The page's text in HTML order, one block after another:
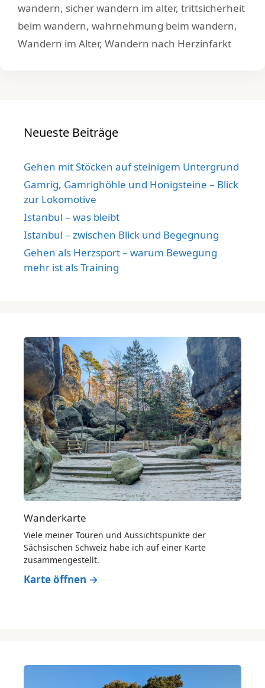
wandern, sicher wandern im alter, trittsicherheit
beim wandern, wahrnehmung beim wandern,
Wandern im Alter, Wandern nach Herzinfarkt
Neueste Beiträge
Gehen mit Stöcken auf steinigem Untergrund
Gamrig, Gamrighöhle und Honigsteine – Blick
zur Lokomotive
Istanbul – was bleibt
Istanbul – zwischen Blick und Begegnung
Gehen als Herzsport – warum Bewegung
mehr ist als Training
Wanderkarte
Viele meiner Touren und Aussichtspunkte der
Sächsischen Schweiz habe ich auf einer Karte
zusammengestellt.
Karte öffnen →